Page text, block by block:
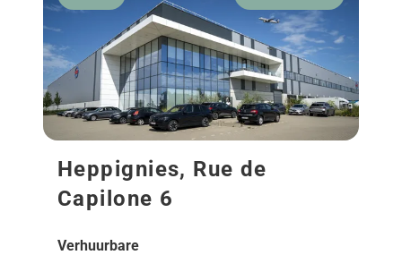
Heppignies, Rue de
Capilone 6
Verhuurbare